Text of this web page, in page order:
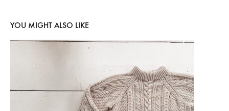
YOU MIGHT ALSO LIKE